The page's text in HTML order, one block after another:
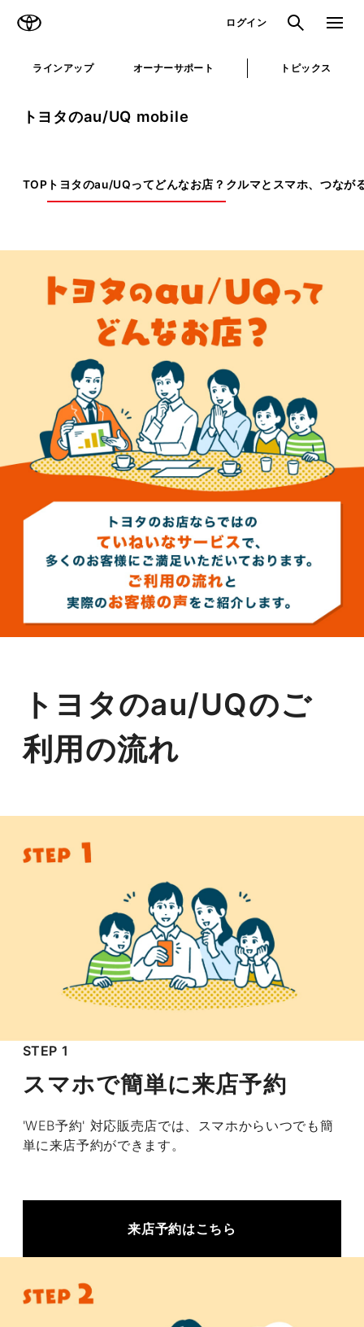
ログイン 検索 メニュ
ラインアップ オーナーサポート トピックス
トヨタのau/UQ mobile
TOP トヨタのau/UQってどんなお店？ クルマとスマホ、つなが
トヨタのau/UQのご
利用の流れ
STEP 1
スマホで簡単に来店予約
'WEB予約' 対応販売店では、スマホからいつでも簡
単に来店予約ができます。
来店予約はこちら